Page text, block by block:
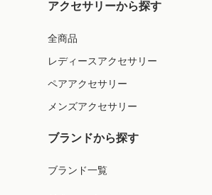
アクセサリーから探す
全商品
レディースアクセサリー
ペアアクセサリー
メンズアクセサリー
ブランドから探す
ブランド一覧